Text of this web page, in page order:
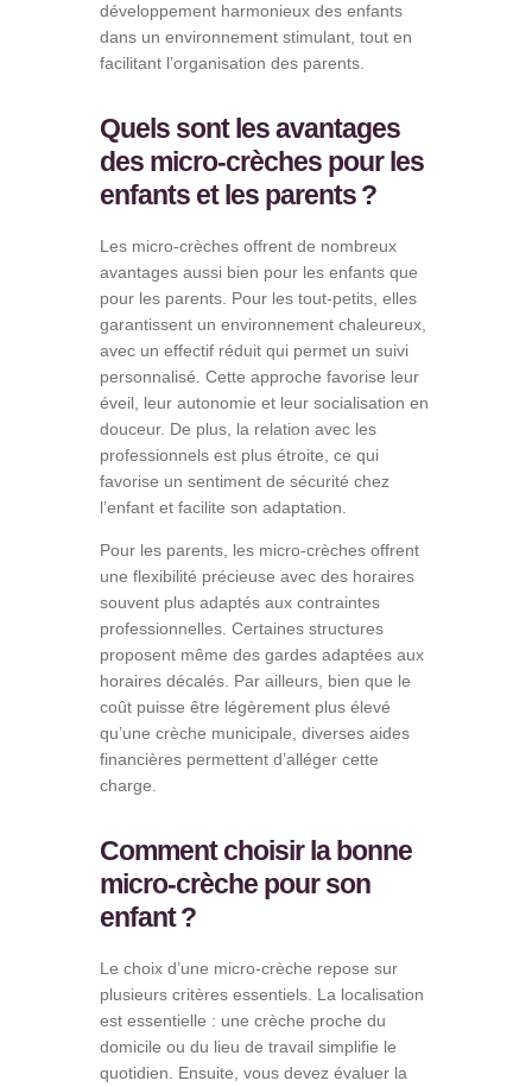
développement harmonieux des enfants
dans un environnement stimulant, tout en
facilitant l’organisation des parents.
Quels sont les avantages
des micro-crèches pour les
enfants et les parents ?
Les micro-crèches offrent de nombreux
avantages aussi bien pour les enfants que
pour les parents. Pour les tout-petits, elles
garantissent un environnement chaleureux,
avec un effectif réduit qui permet un suivi
personnalisé. Cette approche favorise leur
éveil, leur autonomie et leur socialisation en
douceur. De plus, la relation avec les
professionnels est plus étroite, ce qui
favorise un sentiment de sécurité chez
l’enfant et facilite son adaptation.
Pour les parents, les micro-crèches offrent
une flexibilité précieuse avec des horaires
souvent plus adaptés aux contraintes
professionnelles. Certaines structures
proposent même des gardes adaptées aux
horaires décalés. Par ailleurs, bien que le
coût puisse être légèrement plus élevé
qu’une crèche municipale, diverses aides
financières permettent d’alléger cette
charge.
Comment choisir la bonne
micro-crèche pour son
enfant ?
Le choix d’une micro-crèche repose sur
plusieurs critères essentiels. La localisation
est essentielle : une crèche proche du
domicile ou du lieu de travail simplifie le
quotidien. Ensuite, vous devez évaluer la